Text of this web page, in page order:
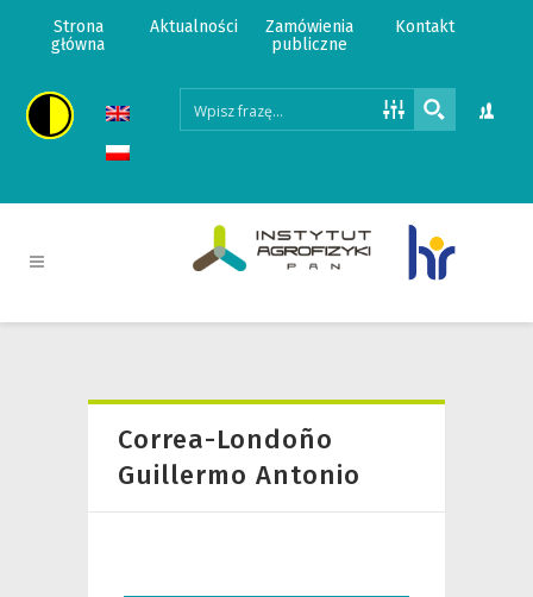
Strona
główna
Aktualności
Zamówienia
publiczne
Kontakt
Correa-Londoño
Guillermo Antonio